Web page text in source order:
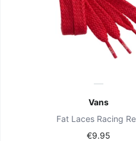
Vans
Fat Laces Racing
€9.95